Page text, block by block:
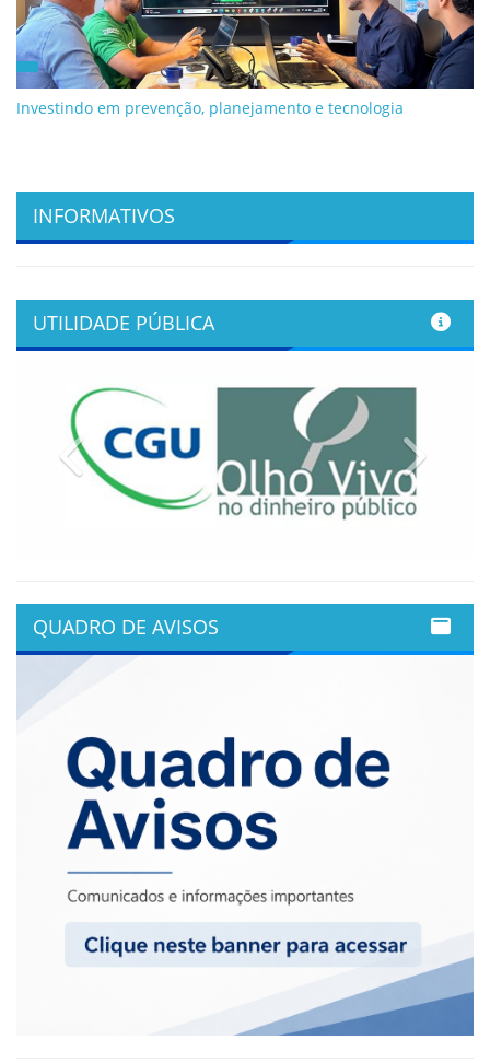
Investindo em prevenção, planejamento e tecnologia
INFORMATIVOS
UTILIDADE PÚBLICA
Previous
QUADRO DE AVISOS